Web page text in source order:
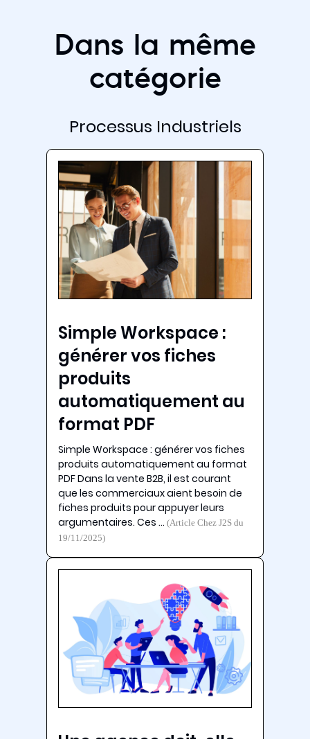
Dans la même
catégorie
Processus Industriels
Simple Workspace :
générer vos fiches
produits
automatiquement au
format PDF
Simple Workspace : générer vos fiches
produits automatiquement au format
PDF Dans la vente B2B, il est courant
que les commerciaux aient besoin de
fiches produits pour appuyer leurs
argumentaires. Ces …(Article Chez J2S du
19/11/2025)